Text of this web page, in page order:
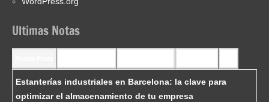
Ultimas Notas
Estanterías industriales en Barcelona: la clave para
optimizar el almacenamiento de tu empresa